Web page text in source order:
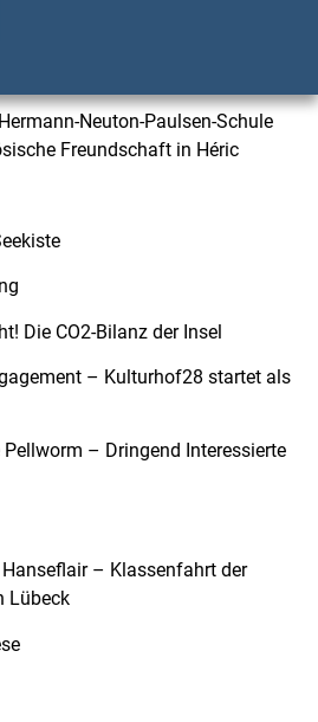
Neuton-Paulsen-Schule
Freundschaft in Héric
Die CO2-Bilanz der Insel
– Kulturhof28 startet als
– Dringend Interessierte
– Klassenfahrt der
Lübeck